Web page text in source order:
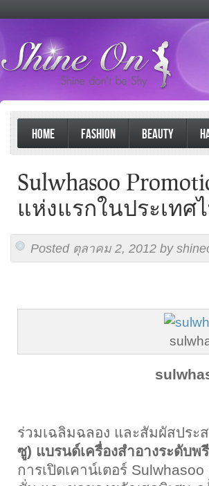
HOME FASHION BEAUTY
Sulwhasoo
แห่งแรกในประเทศ
Posted ตุลาคม 2, 2012 by
ร่วมเฉลิมฉลอง และสัมผัสประ
ซู) แบรนด์เครื่องสำอางระดับพ
การเปิดเคาน์เตอร์